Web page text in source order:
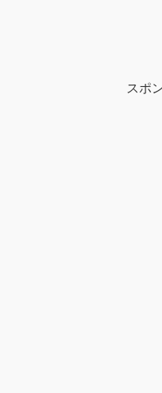
スポ